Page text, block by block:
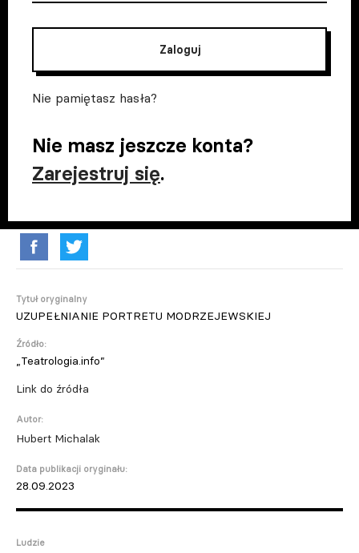
Zaloguj
Nie pamiętasz hasła?
Nie masz jeszcze konta?
Zarejestruj się.
Tytuł oryginalny
UZUPEŁNIANIE PORTRETU MODRZEJEWSKIEJ
Źródło:
„Teatrologia.info”
Link do źródła
Autor:
Hubert Michalak
Data publikacji oryginału:
28.09.2023
Ludzie